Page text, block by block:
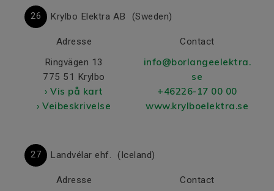
26 Krylbo Elektra AB (Sweden)
Adresse
Ringvägen 13
775 51 Krylbo
› Vis på kart
› Veibeskrivelse
Contact
info@borlangeelektra.
se
+46226-17 00 00
www.krylboelektra.se
27 Landvélar ehf. (Iceland)
Adresse
Contact